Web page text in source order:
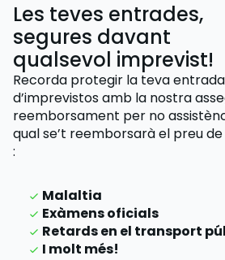
Les teves entrades,
segures davant
qualsevol imprevist!
Recorda protegir la teva
d’imprevistos amb la nostra
reemborsament per no
qual se’t reemborsarà el preu
:
Malaltia
Exàmens oficials
Retards en el transport
I molt més!